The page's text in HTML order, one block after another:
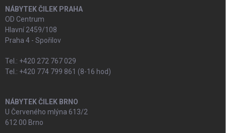
NÁBYTEK ČILEK PRAHA
OD Centrum
Hlavní 2459/108
Praha 4 - Spořilov
Tel.: +420 272 767 029
Tel.: +420 774 799 861 (8-16 hod)
NÁBYTEK ČILEK BRNO
U Červeného mlýna 613/2
612 00 Brno